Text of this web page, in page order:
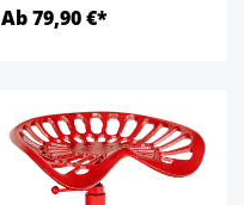
Ab 79,90 €*